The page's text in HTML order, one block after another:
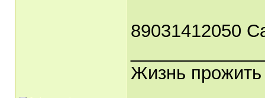
89031412050
Жизнь